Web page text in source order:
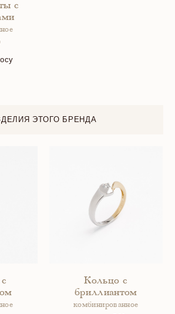
с
ЭТОГО БРЕНДА
Кольцо с
бриллиантом
комбинированное